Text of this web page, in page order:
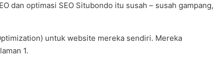
dan optimasi SEO Situbondo itu susah – susah gampang,
untuk website mereka sendiri. Mereka
1.